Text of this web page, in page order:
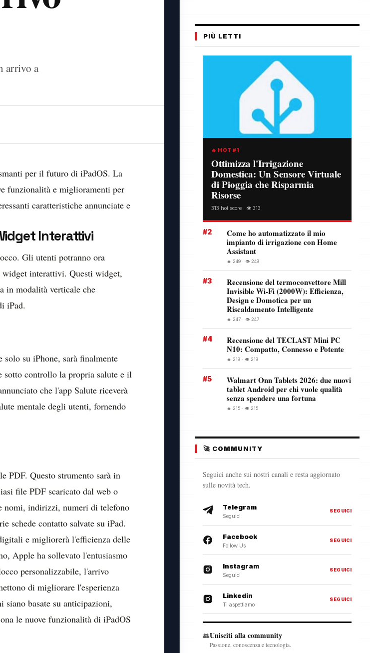
arrivo a
per il futuro di iPadOS. La
funzionalità e miglioramenti per
caratteristiche annunciate e
Interattivi
Gli utenti potranno ora
widget interattivi. Questi widget,
in modalità verticale che
iPad.
su iPhone, sarà finalmente
sotto controllo la propria salute e il
che l'app Salute riceverà
mentale degli utenti, fornendo
PDF. Questo strumento sarà in
file PDF scaricato dal web o
nomi, indirizzi, numeri di telefono
schede contatto salvate su iPad.
e migliorerà l'efficienza delle
Apple ha sollevato l'entusiasmo
personalizzabile, l'arrivo
di migliorare l'esperienza
siano basate su anticipazioni,
le nuove funzionalità di iPadOS
PIÙ LETTI
🔥 HOT #1
Ottimizza l'Irrigazione
Domestica: Un Sensore Virtuale
di Pioggia che Risparmia
Risorse
313 hot score · 👁️ 313
#2
Come ho automatizzato il mio
impianto di irrigazione con Home
Assistant
🔥 249 · 👁️ 249
#3
Recensione del termoconvettore Mill
Invisible Wi-Fi (2000W): Efficienza,
Design e Domotica per un
Riscaldamento Intelligente
🔥 247 · 👁️ 247
#4
Recensione del TECLAST Mini PC
N10: Compatto, Connesso e Potente
🔥 219 · 👁️ 219
#5
Walmart Onn Tablets 2026: due nuovi
tablet Android per chi vuole qualità
senza spendere una fortuna
🔥 215 · 👁️ 215
🚀 COMMUNITY
Seguici anche sui nostri canali e resta aggiornato
sulle novità tech.
Telegram
Seguici
SEGUICI
Facebook
Follow Us
SEGUICI
Instagram
Seguici
SEGUICI
Linkedin
Ti aspettiamo
SEGUICI
👥Unisciti alla community
Passione, conoscenza e tecnologia.